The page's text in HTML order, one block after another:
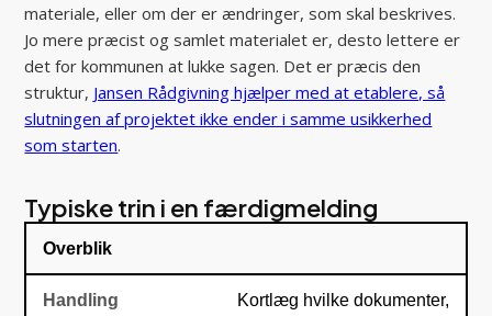
materiale, eller om der er ændringer, som skal beskrives.
Jo mere præcist og samlet materialet er, desto lettere er
det for kommunen at lukke sagen. Det er præcis den
struktur, Jansen Rådgivning hjælper med at etablere, så
slutningen af projektet ikke ender i samme usikkerhed
som starten.
Typiske trin i en færdigmelding
Overblik
Kortlæg hvilke dokumenter,